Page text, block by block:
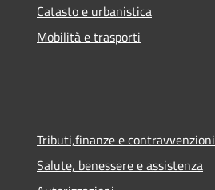
Catasto e urbanistica
Mobilità e trasporti
Tributi,finanze e contravvenzioni
Salute, benessere e assistenza